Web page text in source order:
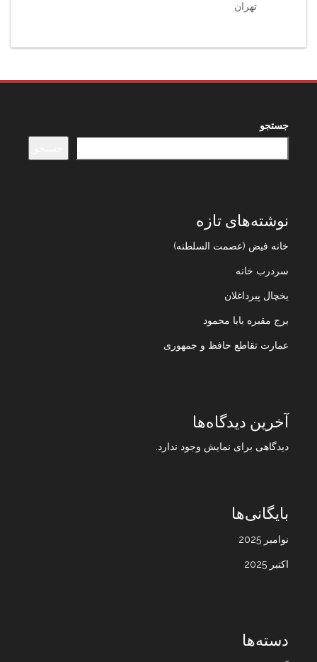
تهران
جستجو
نوشته‌های تازه
خانه فیض (عصمت السلطنه)
سردرب خانه
یخچال پیرداغلان
برج مقبره بابا محمود
عمارت تقاطع حافظ و جمهوری
آخرین دیدگاه‌ها
دیدگاهی برای نمایش وجود ندارد.
بایگانی‌ها
نوامبر 2025
اکتبر 2025
دسته‌ها